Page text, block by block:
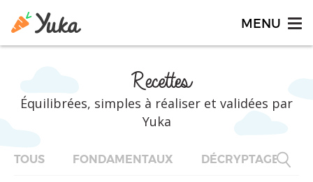
Recettes
Équilibrées, simples à réaliser et validées par
Yuka
TOUS FONDAMENTAUX DÉCRYPTAGES